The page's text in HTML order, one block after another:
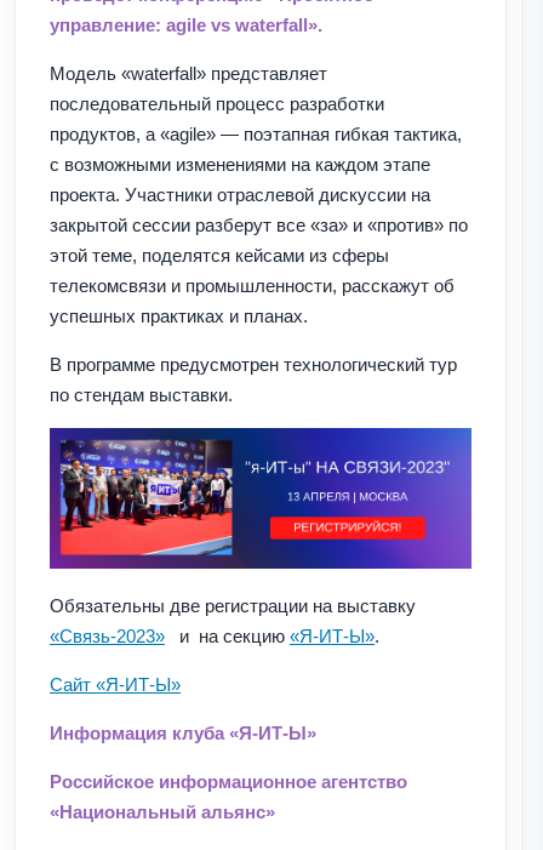
управление: agile vs waterfall».
Модель «waterfall» представляет
последовательный процесс разработки
продуктов, а «agile» — поэтапная гибкая тактика,
с возможными изменениями на каждом этапе
проекта. Участники отраслевой дискуссии на
закрытой сессии разберут все «за» и «против» по
этой теме, поделятся кейсами из сферы
телекомсвязи и промышленности, расскажут об
успешных практиках и планах.
В программе предусмотрен технологический тур
по стендам выставки.
Обязательны две регистрации на выставку
«Связь-2023» и на секцию «Я-ИТ-Ы».
Сайт «Я-ИТ-Ы»
Информация клуба «Я-ИТ-Ы»
Российское информационное агентство
«Национальный альянс»